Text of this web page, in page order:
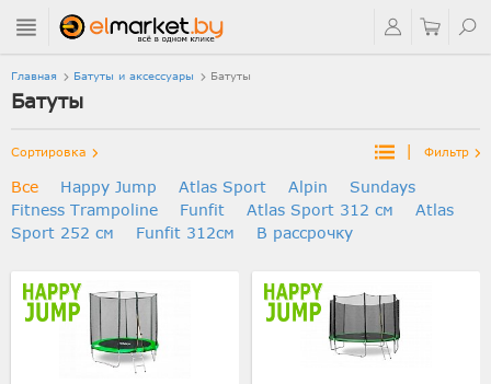
Главная Батуты и аксессуары Батуты
Батуты
Сортировка | Фильтр
Все Happy Jump Atlas Sport Alpin
Sundays
Fitness Trampoline
Funfit Atlas Sport 312 см
Atlas
Sport 252 см
Funfit 312см В рассрочку